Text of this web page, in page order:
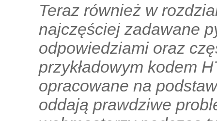
Teraz również w
najczęściej zadawane
odpowiedziami oraz
przykładowym kodem
opracowane na
oddają prawdziwe